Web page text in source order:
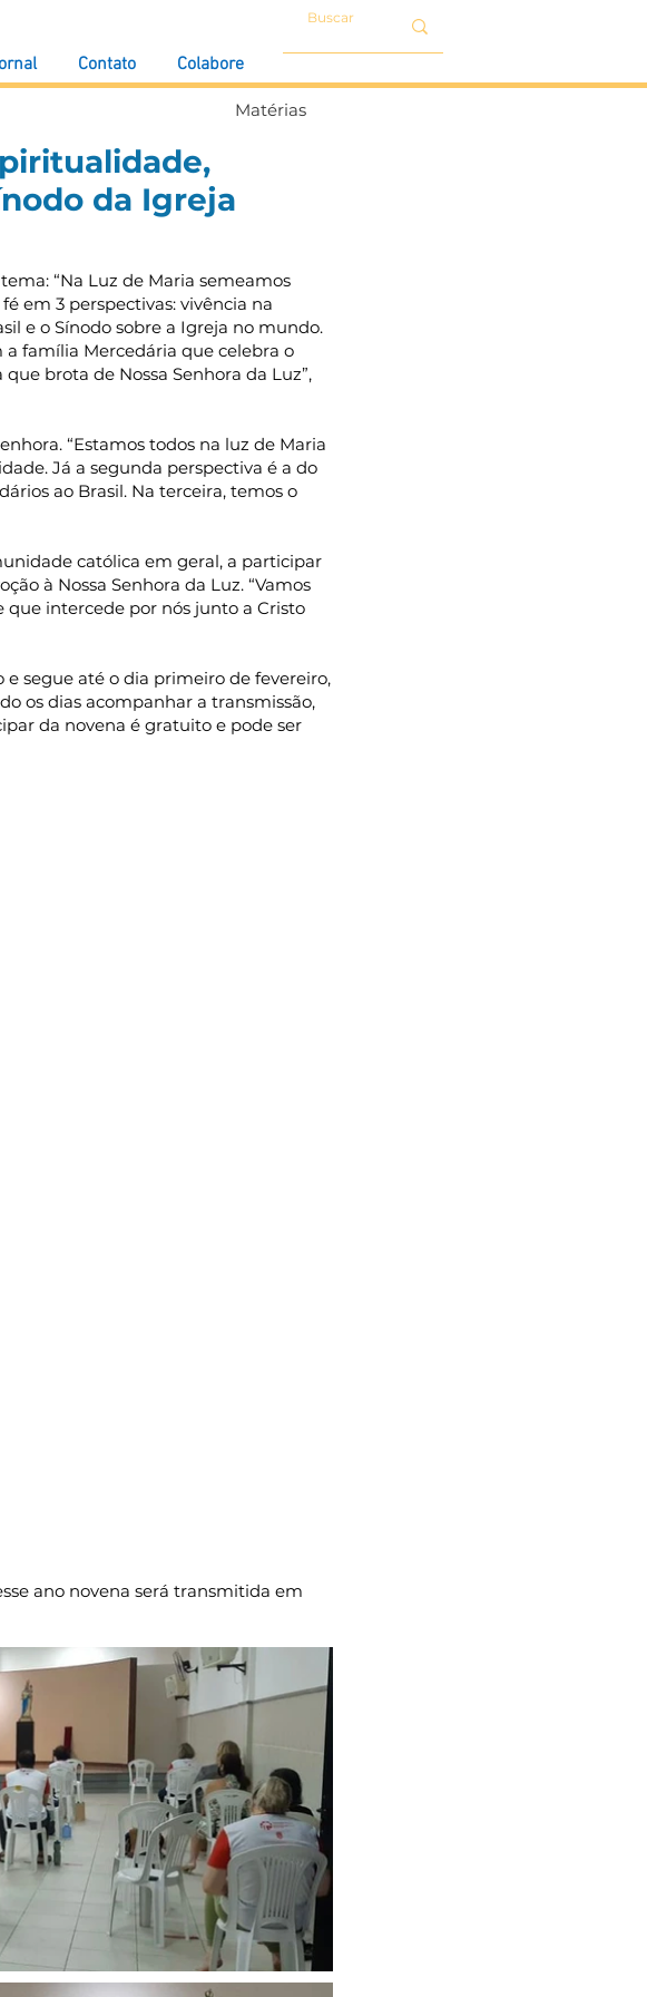
Contato Colabore
Matérias
da Igreja
“Na Luz de Maria semeamos
em 3 perspectivas: vivência na
e o Sínodo sobre a Igreja no mundo.
família Mercedária que celebra o
brota de Nossa Senhora da Luz”,
“Estamos todos na luz de Maria
Já a segunda perspectiva é a do
ao Brasil. Na terceira, temos o
católica em geral, a participar
à Nossa Senhora da Luz. “Vamos
que intercede por nós junto a Cristo
segue até o dia primeiro de fevereiro,
os dias acompanhar a transmissão,
da novena é gratuito e pode ser
ano novena será transmitida em